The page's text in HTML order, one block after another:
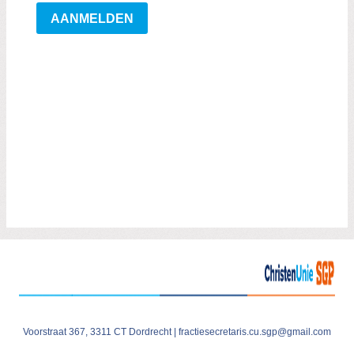
Voorstraat 367, 3311 CT Dordrecht | fractiesecretaris.cu.sgp@gmail.com